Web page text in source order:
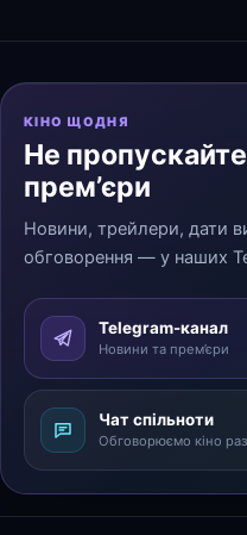
КІНО ЩОДНЯ
Не пропускайте
прем’єри
Новини, трейлери, дати
обговорення — у наших
Telegram-канал
Новини та прем’єри
Чат спільноти
Обговорюємо кіно